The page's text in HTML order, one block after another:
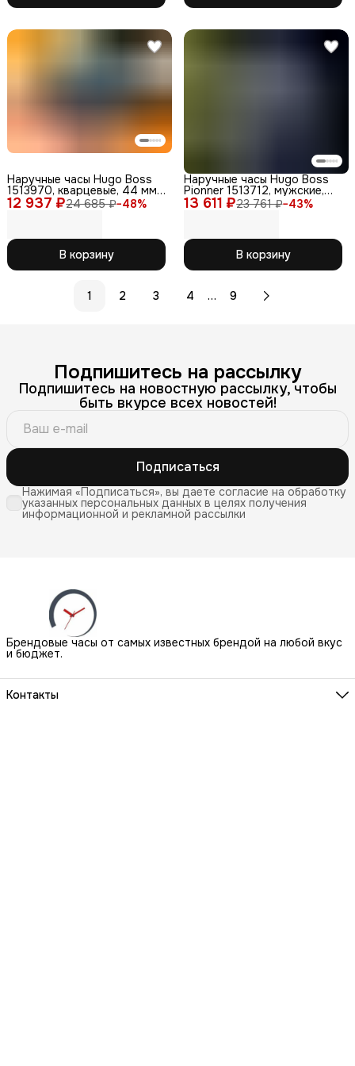
12 937 ₽24 685 ₽−48%
Наручные часы Hugo Boss
1513970, кварцевые, 44 мм,
WR50, нержавеющая сталь
В корзину
13 611 ₽23 761 ₽−43%
Наручные часы Hugo Boss
Pionner 1513712, мужские,
кварцевые, WR50,
нержавеющая сталь
В корзину
1 2 3 4 … 9
Подпишитесь на рассылку
Подпишитесь на новостную рассылку, чтобы
быть вкурсе всех новостей!
Подписаться
Нажимая «Подписаться», вы даете согласие на обработку
указанных персональных данных в целях получения
информационной и рекламной рассылки
Брендовые часы от самых известных брендой на любой вкус
и бюджет.
Контакты